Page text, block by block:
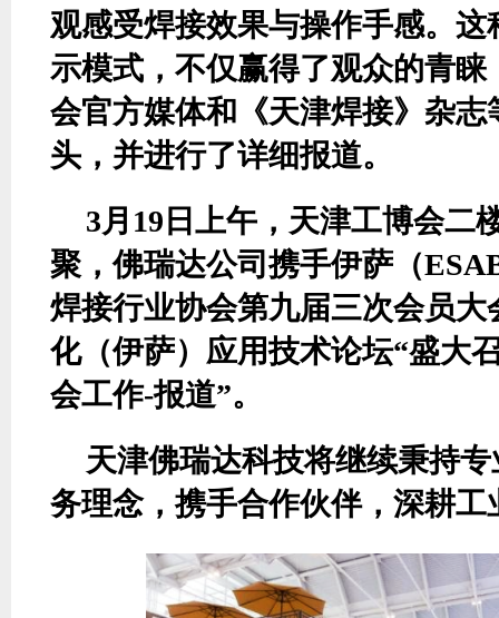
观感受焊接效果与操作手感。这
示模式 ， 不仅赢得了观众的青
会官方媒体和
《天津焊接》杂
头 ， 并进行了详细报道。
3月19日上午，天津工博会二
聚，佛瑞达公司携手伊萨（
焊接行业协会第九届三次会员
化（伊萨）应用技术论坛“盛大
会工作-报道”。
天津佛瑞达科技将继续秉持
务理念，携手合作伙伴，深耕